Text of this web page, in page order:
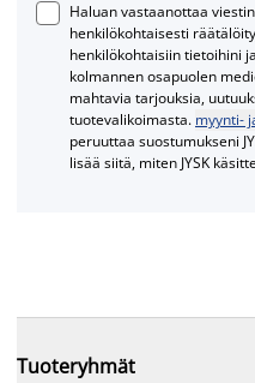
Haluan vastaanottaa
henkilökohtaisesti
henkilökohtaisiin tietoihini
kolmannen osapuolen
mahtavia tarjouksia,
tuotevalikoimasta. myynti-
peruuttaa suostumukseni
lisää siitä, miten JYSK
Tuoteryhmät